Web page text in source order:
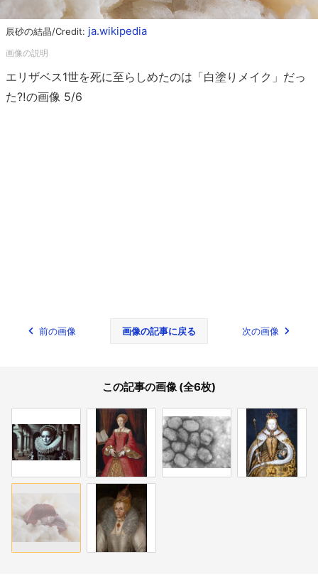
辰砂の結晶/Credit: ja.wikipedia
エリザベス1世を死に至らしめたのは「白塗りメイク」だっ
た⁈の画像 5/6
前の画像 画像の記事に戻る 次の画像
この記事の画像 (全6枚)